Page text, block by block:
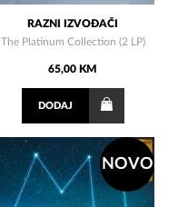
RAZNI IZVOĐAČI
The Platinum Collection (2 LP)
65,00 KM
DODAJ
NOVO